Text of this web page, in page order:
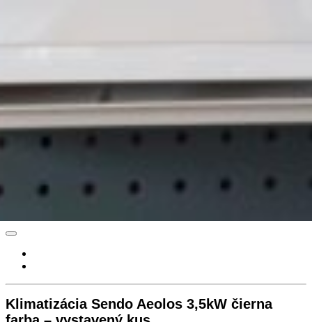
Klimatizácia Sendo Aeolos 3,5kW čierna